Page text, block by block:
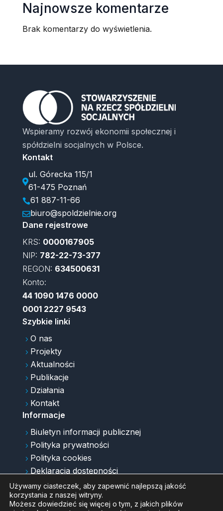
Najnowsze komentarze
Brak komentarzy do wyświetlenia.
Wspieramy rozwój ekonomii społecznej i
spółdzielni socjalnych w Polsce.
Kontakt

ul. Górecka 115/1
61-475 Poznań
61 887-11-66
biuro@spoldzielnie.org
Dane rejestrowe
KRS: 0000167905
NIP: 782-22-73-377
REGON: 634500631
Konto:
44 1090 1476 0000
0001 2227 9543
Szybkie linki
5 O nas
5 Projekty
5 Aktualności
5 Publikacje
5 Działania
5 Kontakt
Informacje
5 Biuletyn informacji publicznej
5 Polityka prywatności
5 Polityka cookies
5Deklaracja dostępności
5Newsletter
5Archiwum strony
Używamy ciasteczek, aby zapewnić najlepszą jakość
korzystania z naszej witryny.
Możesz dowiedzieć się więcej o tym, z jakich plików